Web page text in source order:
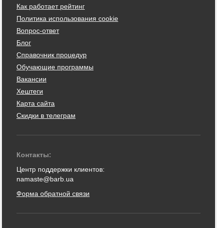
Как работает рейтинг
Политика использования cookie
Вопрос-ответ
Блог
Справочник процедур
Обучающие программы
Вакансии
Хештеги
Карта сайта
Скидки в телеграм
Контакты:
Центр поддержки клиентов:
namaste@barb.ua
Форма обратной связи